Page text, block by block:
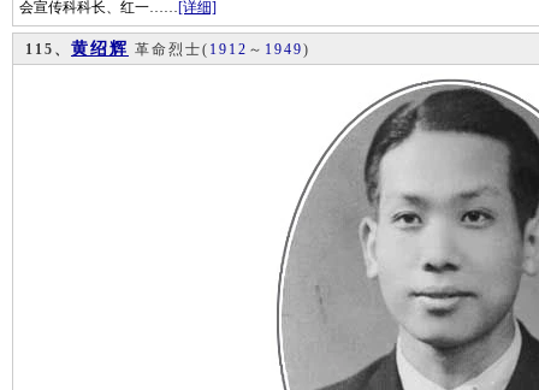
会宣传科科长、红一……[详细]
115、 黄绍辉 革命烈士( 1912 ～ 1949)